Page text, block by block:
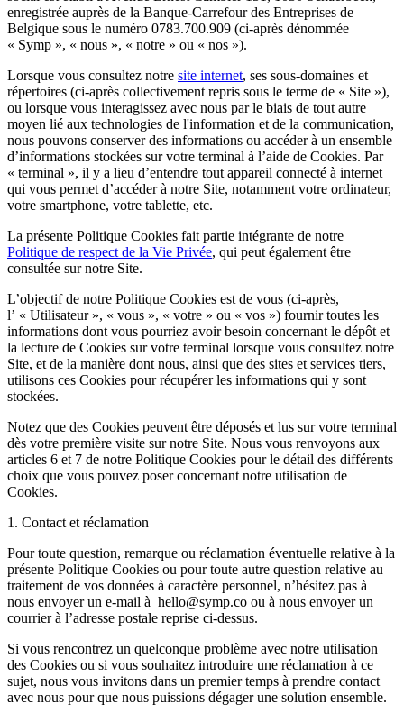
enregistrée auprès de la Banque-Carrefour des Entreprises de
Belgique sous le numéro 0783.700.909 (ci-après dénommée
« Symp », « nous », « notre » ou « nos »).
Lorsque vous consultez notre site internet, ses sous-domaines et
répertoires (ci-après collectivement repris sous le terme de « Site »),
ou lorsque vous interagissez avec nous par le biais de tout autre
moyen lié aux technologies de l'information et de la communication,
nous pouvons conserver des informations ou accéder à un ensemble
d’informations stockées sur votre terminal à l’aide de Cookies. Par
« terminal », il y a lieu d’entendre tout appareil connecté à internet
qui vous permet d’accéder à notre Site, notamment votre ordinateur,
votre smartphone, votre tablette, etc.
La présente Politique Cookies fait partie intégrante de notre
Politique de respect de la Vie Privée, qui peut également être
consultée sur notre Site.
L’objectif de notre Politique Cookies est de vous (ci-après,
l’ « Utilisateur », « vous », « votre » ou « vos ») fournir toutes les
informations dont vous pourriez avoir besoin concernant le dépôt et
la lecture de Cookies sur votre terminal lorsque vous consultez notre
Site, et de la manière dont nous, ainsi que des sites et services tiers,
utilisons ces Cookies pour récupérer les informations qui y sont
stockées.
Notez que des Cookies peuvent être déposés et lus sur votre terminal
dès votre première visite sur notre Site. Nous vous renvoyons aux
articles 6 et 7 de notre Politique Cookies pour le détail des différents
choix que vous pouvez poser concernant notre utilisation de
Cookies.
1. Contact et réclamation
Pour toute question, remarque ou réclamation éventuelle relative à la
présente Politique Cookies ou pour toute autre question relative au
traitement de vos données à caractère personnel, n’hésitez pas à
nous envoyer un e-mail à hello@symp.co ou à nous envoyer un
courrier à l’adresse postale reprise ci-dessus.
Si vous rencontrez un quelconque problème avec notre utilisation
des Cookies ou si vous souhaitez introduire une réclamation à ce
sujet, nous vous invitons dans un premier temps à prendre contact
avec nous pour que nous puissions dégager une solution ensemble.